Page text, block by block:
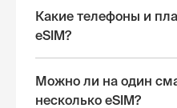
Какие телефоны и
eSIM?
Можно ли на один
несколько eSIM?